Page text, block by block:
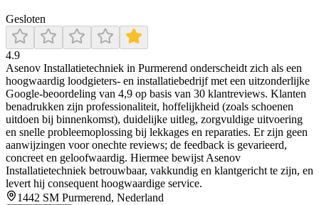
Gesloten
4.9
Asenov Installatietechniek in Purmerend onderscheidt zich als een
hoogwaardig loodgieters- en installatiebedrijf met een uitzonderlijke
Google-beoordeling van 4,9 op basis van 30 klantreviews. Klanten
benadrukken zijn professionaliteit, hoffelijkheid (zoals schoenen
uitdoen bij binnenkomst), duidelijke uitleg, zorgvuldige uitvoering
en snelle probleemoplossing bij lekkages en reparaties. Er zijn geen
aanwijzingen voor onechte reviews; de feedback is gevarieerd,
concreet en geloofwaardig. Hiermee bewijst Asenov
Installatietechniek betrouwbaar, vakkundig en klantgericht te zijn, en
levert hij consequent hoogwaardige service.
1442 SM Purmerend, Nederland